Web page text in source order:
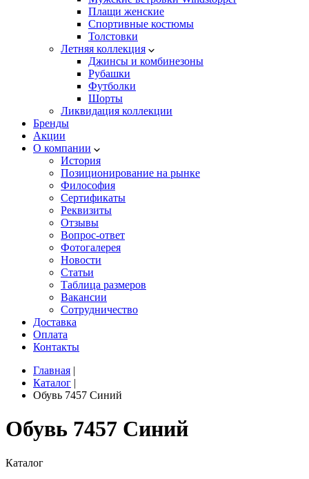
Плащи женские
Спортивные костюмы
Толстовки
Летняя коллекция
Джинсы и комбинезоны
Рубашки
Футболки
Шорты
Ликвидация коллекции
Бренды
Акции
О компании
История
Позиционирование на рынке
Философия
Сертификаты
Реквизиты
Отзывы
Вопрос-ответ
Фотогалерея
Новости
Статьи
Таблица размеров
Вакансии
Сотрудничество
Доставка
Оплата
Контакты
Главная |
Каталог |
Обувь 7457 Синий
Обувь 7457 Синий
Каталог